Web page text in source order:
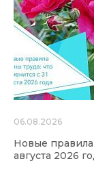
06.08.2026
Новые правила
августа 2026